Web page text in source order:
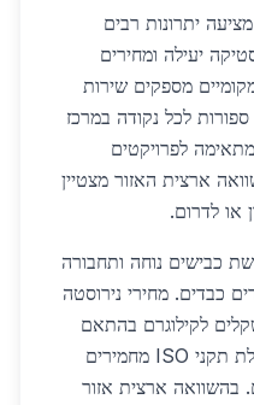
מציעה יתרונות רבים
יעילה ומחירים
מספקים שירות
לכל נקודה במרכז
לפרויקטים
ארצית האזור מצטיין
או לדרום.
כבישים נוחה ותחבורה
כבדים. מחירי נירוסטה
בין 120 שקלים ל-450 שקלים לקילוגרם בהתאם
לסוג ולעובי. איכות הבדיקה כוללת תקני ISO מחמירים
בהשוואה ארצית אזור